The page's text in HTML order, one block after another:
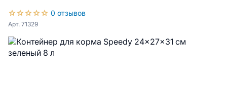
0 отзывов
Арт. 71329